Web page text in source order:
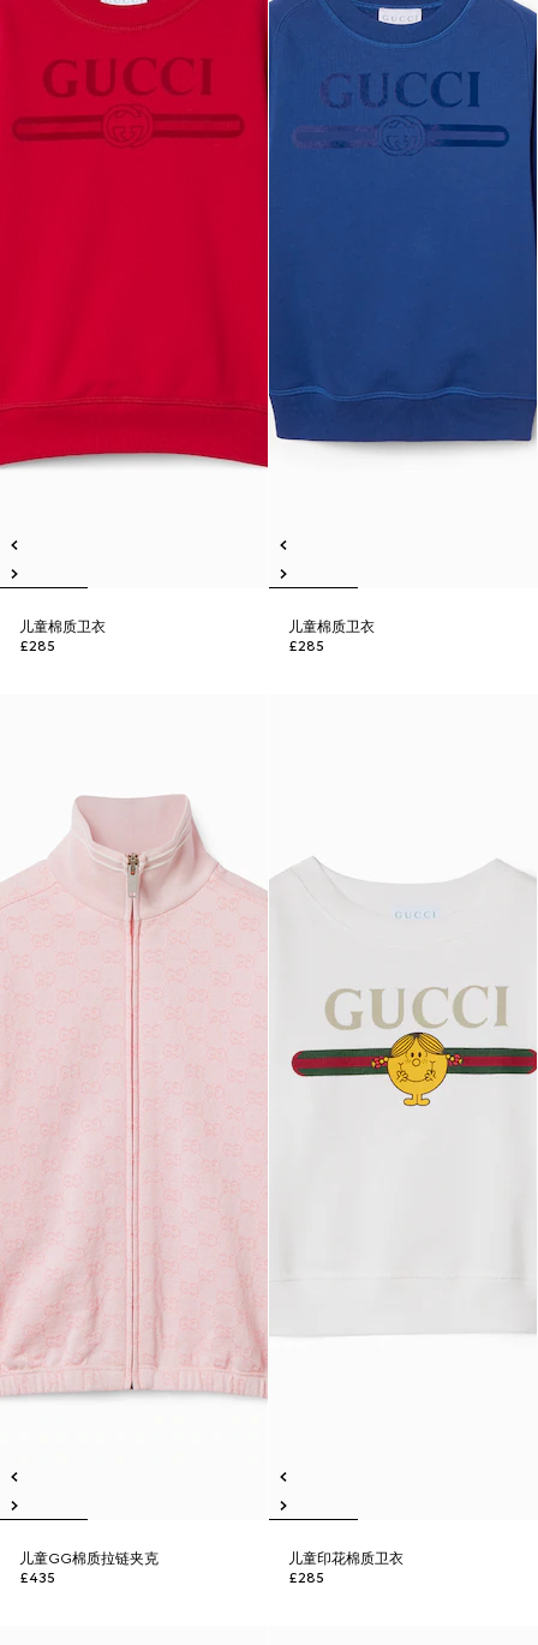
儿童棉质卫衣
£285
儿童棉质卫衣
£285
儿童GG棉质拉链夹克
£435
儿童印花棉质卫衣
£285